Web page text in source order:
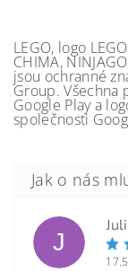
LEGO, logo
CHIMA,
jsou ochranné
Group. Všechna
Google Play a
společnosti
J